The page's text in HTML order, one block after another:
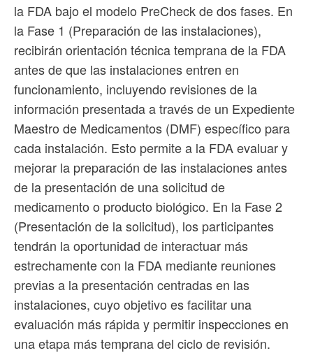
la FDA bajo el modelo PreCheck de dos fases. En
la Fase 1 (Preparación de las instalaciones),
recibirán orientación técnica temprana de la FDA
antes de que las instalaciones entren en
funcionamiento, incluyendo revisiones de la
información presentada a través de un Expediente
Maestro de Medicamentos (DMF) específico para
cada instalación. Esto permite a la FDA evaluar y
mejorar la preparación de las instalaciones antes
de la presentación de una solicitud de
medicamento o producto biológico. En la Fase 2
(Presentación de la solicitud), los participantes
tendrán la oportunidad de interactuar más
estrechamente con la FDA mediante reuniones
previas a la presentación centradas en las
instalaciones, cuyo objetivo es facilitar una
evaluación más rápida y permitir inspecciones en
una etapa más temprana del ciclo de revisión.